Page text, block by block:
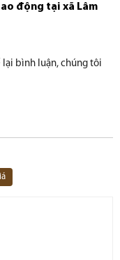
động tại xã Lâm
lại bình luận, chúng tôi